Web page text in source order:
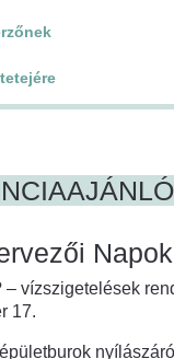
– vízszigetelések
17.